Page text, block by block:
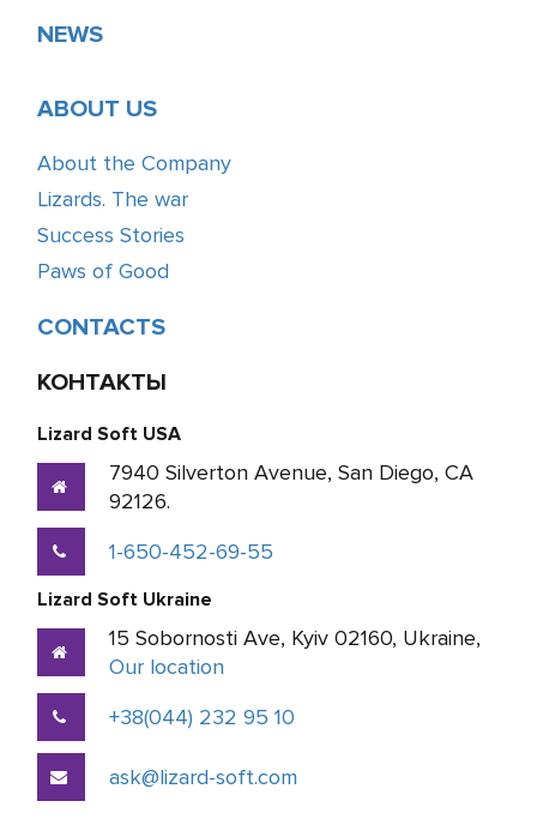
NEWS
ABOUT US
About the Company
Lizards. The war
Success Stories
Paws of Good
CONTACTS
КОНТАКТЫ
Lizard Soft USA
7940 Silverton Avenue, San Diego, CA
92126.
1-650-452-69-55
Lizard Soft Ukraine
15 Sobornosti Ave, Kyiv 02160, Ukraine,
Our location
+38(044) 232 95 10
ask@lizard-soft.com